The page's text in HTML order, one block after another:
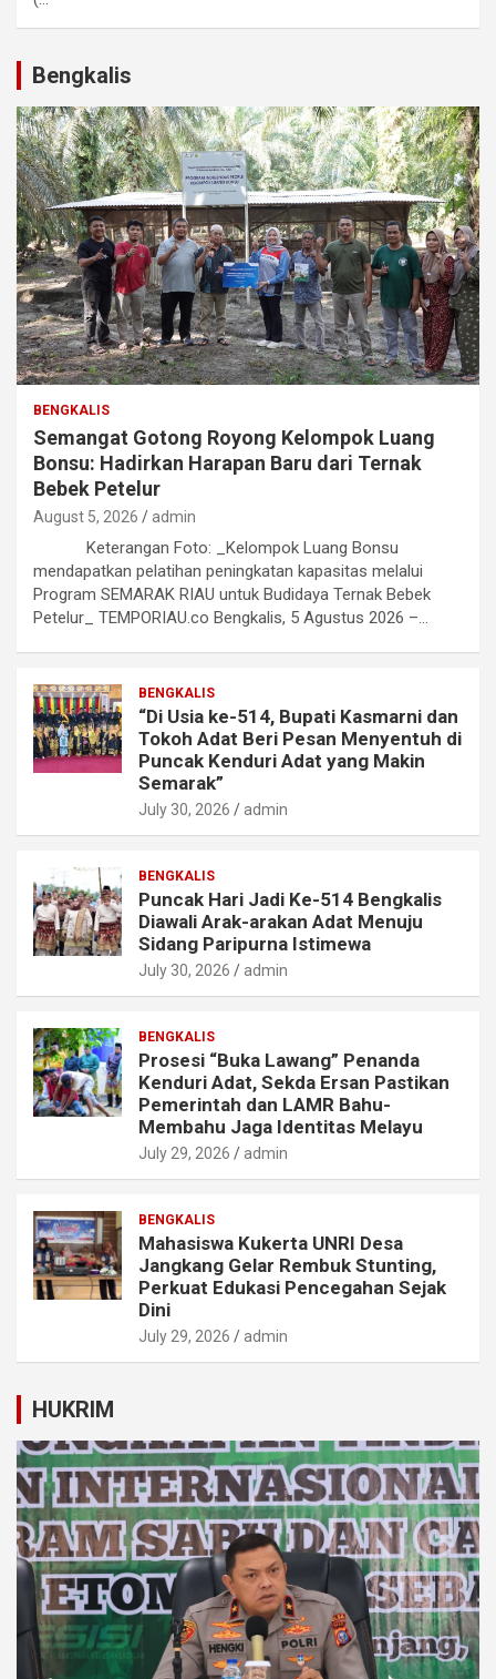
Bengkalis
BENGKALIS
Semangat Gotong Royong Kelompok Luang
Bonsu: Hadirkan Harapan Baru dari Ternak
Bebek Petelur
August 5, 2026 admin
Keterangan Foto: _Kelompok Luang Bonsu
mendapatkan pelatihan peningkatan kapasitas melalui
Program SEMARAK RIAU untuk Budidaya Ternak Bebek
Petelur_ TEMPORIAU.co Bengkalis, 5 Agustus 2026 –…
BENGKALIS
“Di Usia ke-514, Bupati Kasmarni dan
Tokoh Adat Beri Pesan Menyentuh di
Puncak Kenduri Adat yang Makin
Semarak”
July 30, 2026 admin
BENGKALIS
Puncak Hari Jadi Ke-514 Bengkalis
Diawali Arak-arakan Adat Menuju
Sidang Paripurna Istimewa
July 30, 2026 admin
BENGKALIS
Prosesi “Buka Lawang” Penanda
Kenduri Adat, Sekda Ersan Pastikan
Pemerintah dan LAMR Bahu-
Membahu Jaga Identitas Melayu
July 29, 2026 admin
BENGKALIS
Mahasiswa Kukerta UNRI Desa
Jangkang Gelar Rembuk Stunting,
Perkuat Edukasi Pencegahan Sejak
Dini
July 29, 2026 admin
HUKRIM